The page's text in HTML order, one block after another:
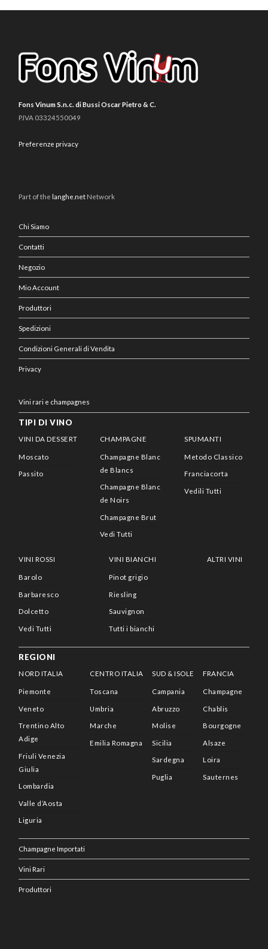
Fons Vinum S.n.c. di Bussi Oscar Pietro & C.
P.IVA 03324550049
Preferenze privacy
Part of the langhe.net Network
Chi Siamo
Contatti
Negozio
Mio Account
Produttori
Spedizioni
Condizioni Generali di Vendita
Privacy
Vini rari e champagnes
TIPI DI VINO
VINI DA DESSERT
Moscato
Passito
CHAMPAGNE
Champagne Blanc
de Blancs
Champagne Blanc
de Noirs
Champagne Brut
Vedi Tutti
SPUMANTI
Metodo Classico
Franciacorta
Vedili Tutti
VINI ROSSI
Barolo
Barbaresco
Dolcetto
Vedi Tutti
VINI BIANCHI
Pinot grigio
Riesling
Sauvignon
Tutti i bianchi
ALTRI VINI
REGIONI
NORD ITALIA
Piemonte
Veneto
Trentino Alto
Adige
Friuli Venezia
Giulia
Lombardia
Valle d’Aosta
Liguria
CENTRO ITALIA
Toscana
Umbria
Marche
Emilia Romagna
SUD & ISOLE
Campania
Abruzzo
Molise
Sicilia
Sardegna
Puglia
FRANCIA
Champagne
Chablis
Bourgogne
Alsaze
Loira
Sauternes
Champagne Importati
Vini Rari
Produttori